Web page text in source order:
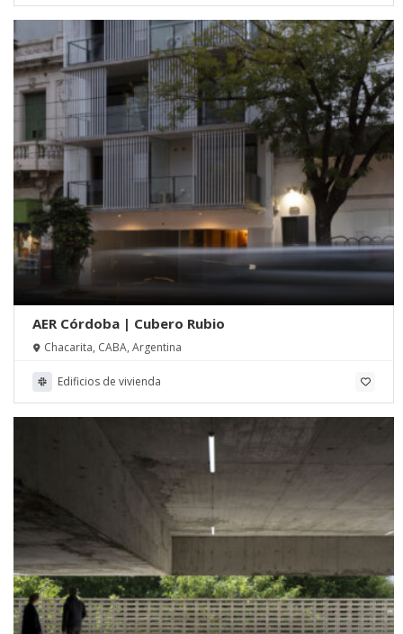
AER Córdoba | Cubero Rubio
Chacarita, CABA, Argentina
Edificios de vivienda